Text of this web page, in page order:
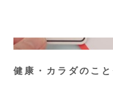
健康・カラダのこと